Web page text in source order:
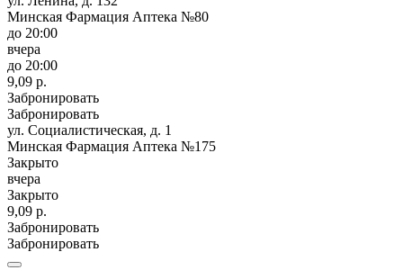
Минская Фармация Аптека №80
до 20:00
вчера
до 20:00
9,09 р.
Забронировать
Забронировать
ул. Социалистическая, д. 1
Минская Фармация Аптека №175
Закрыто
вчера
Закрыто
9,09 р.
Забронировать
Забронировать